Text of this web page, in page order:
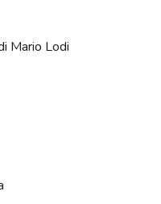
Mario Lodi